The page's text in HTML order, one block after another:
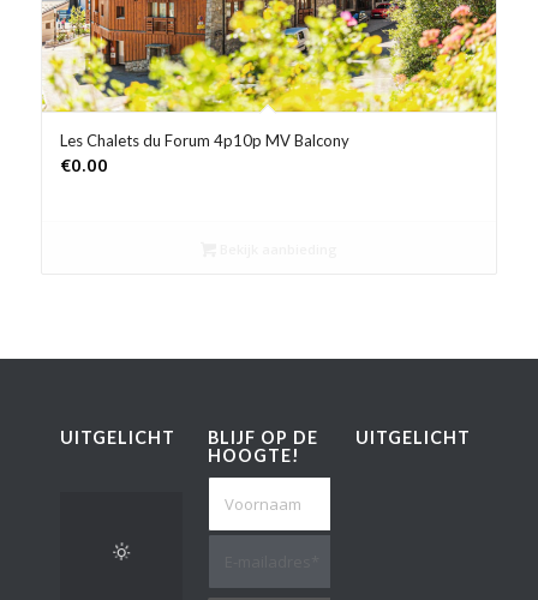
Les Chalets du Forum 4p10p MV Balcony
€0.00
UITGELICHT
BLIJF OP DE
HOOGTE!
UITGELICHT